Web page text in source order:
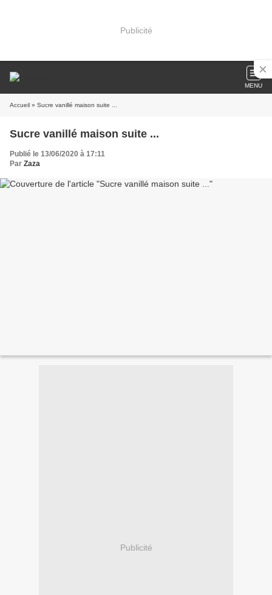
Publicité
MENU
Accueil » Sucre vanillé maison suite ...
Sucre vanillé maison suite ...
Publié le 13/06/2020 à 17:11
Par Zaza
Publicité